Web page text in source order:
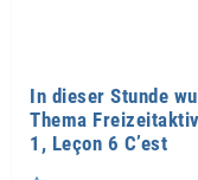
In dieser Stunde
Thema
1, Leçon 6 C’est